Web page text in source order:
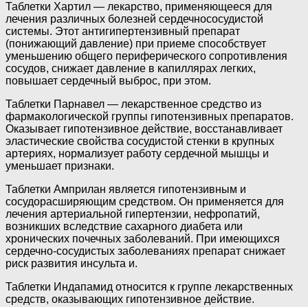
Таблетки Хартил — лекарство, применяющееся для
лечения различных болезней сердечнососудистой
системы. Этот антигипертензивный препарат
(понижающий давление) при приеме способствует
уменьшению общего периферического сопротивления
сосудов, снижает давление в капиллярах легких,
повышает сердечный выброс, при этом.
Таблетки Парнавел — лекарственное средство из
фармакологической группы гипотензивных препаратов.
Оказывает гипотензивное действие, восстанавливает
эластические свойства сосудистой стенки в крупных
артериях, нормализует работу сердечной мышцы и
уменьшает признаки.
Таблетки Амприлан является гипотензивным и
сосудорасширяющим средством. Он применяется для
лечения артериальной гипертензии, нефропатий,
возникших вследствие сахарного диабета или
хронических почечных заболеваний. При имеющихся
сердечно-сосудистых заболеваниях препарат снижает
риск развития инсульта и.
Таблетки Индапамид относится к группе лекарственных
средств, оказывающих гипотензивное действие.